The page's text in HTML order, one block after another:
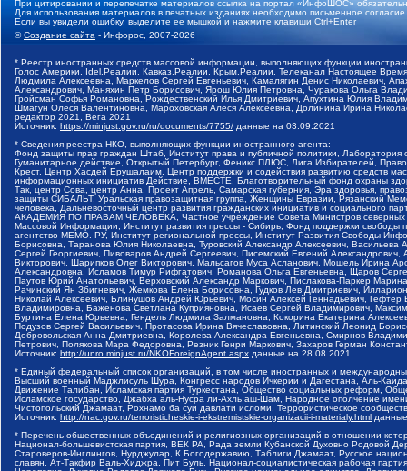
При цитировании и перепечатке материалов ссылка на портал «ИнфоШОС»
Для использования материалов в печатных изданиях необходимо письменное
Если вы увидели ошибку, выделите ее мышкой и нажмите клавиши Ctrl+Enter
©Создание сайта - Инфорос, 2007-2026
* Реестр иностранных средств массовой информации, выполняющих функции
Голос Америки, Idel.Реалии, Кавказ.Реалии, Крым.Реалии, Телеканал Настоящее
Людмила Алексеевна, Маркелов Сергей Евгеньевич, Камалягин Денис Николаевич,
Александрович, Маняхин Петр Борисович, Ярош Юлия Петровна, Чуракова Ольга
Гройсман Софья Романовна, Рождественский Илья Дмитриевич, Апухтина Юлия
Шмагун Олеся Валентиновна, Мароховская Алеся Алексеевна, Долинина Ирина
редактор 2021, Вега 2021
Источник: https://minjust.gov.ru/ru/documents/7755/ данные на 03.09.2021
* Сведения реестра НКО, выполняющих функции иностранного агента:
Фонд защиты прав граждан Штаб, Институт права и публичной политики,
Гуманитарное действие, Открытый Петербург, Феникс ПЛЮС, Лига Избирателей,
Крест, Центр Хасдей Ерушалаим, Центр поддержки и содействия развитию средств
информационных инициатив Действие, ВМЕСТЕ, Благотворительный фонд охраны
Так, центр Сова, центр Анна, Проект Апрель, Самарская губерния, Эра здоровья,
защиты СИБАЛЬТ, Уральская правозащитная группа, Женщины Евразии, Рязанский
человека, Дальневосточный центр развития гражданских инициатив и социального
АКАДЕМИЯ ПО ПРАВАМ ЧЕЛОВЕКА, Частное учреждение Совета Министров северных
Массовой Информации, Институт развития прессы - Сибирь, Фонд поддержки
агентство МЕМО. РУ, Институт региональной прессы, Институт Развития Свободы
Борисовна, Таранова Юлия Николаевна, Туровский Александр Алексеевич,
Сергей Георгиевич, Пивоваров Андрей Сергеевич, Писемский Евгений
Викторович, Шарипков Олег Викторович, Мальсагов Муса Асланович, Мошель Ирина
Александровна, Исламов Тимур Рифгатович, Романова Ольга Евгеньевна, Щаров
Паутов Юрий Анатольевич, Верховский Александр Маркович, Пислакова-Паркер
Рачинский Ян Збигневич, Жемкова Елена Борисовна, Гудков Лев Дмитриевич,
Николай Алексеевич, Блинушов Андрей Юрьевич, Мосин Алексей Геннадьевич,
Владимировна, Баженова Светлана Куприяновна, Исаев Сергей Владимирович,
Буртина Елена Юрьевна, Гендель Людмила Залмановна, Кокорина Екатерина
Подузов Сергей Васильевич, Протасова Ирина Вячеславовна, Литинский Леонид
Добровольская Анна Дмитриевна, Королева Александра Евгеньевна, Смирнов
Петрович, Полякова Мара Федоровна, Резник Генри Маркович, Захаров Герман
Источник: http://unro.minjust.ru/NKOForeignAgent.aspx данные на 28.08.2021
* Единый федеральный список организаций, в том числе иностранных и
Высший военный Маджлисуль Шура, Конгресс народов Ичкерии и Дагестана, Аль-
Движение Талибан, Исламская партия Туркестана, Общество социальных реформ,
Исламское государство, Джабха аль-Нусра ли-Ахль аш-Шам, Народное ополчение
Чистопольский Джамаат, Рохнамо ба суи давлати исломи, Террористическое
Источник: http://nac.gov.ru/terroristicheskie-i-ekstremistskie-organizacii-i-materialy.html
* Перечень общественных объединений и религиозных организаций в отношении
Национал-большевистская партия, ВЕК РА, Рада земли Кубанской Духовно Родовой
Староверов-Инглингов, Нурджулар, К Богодержавию, Таблиги Джамаат, Русское
славян, Ат-Такфир Валь-Хиджра, Пит Буль, Национал-социалистическая рабочая